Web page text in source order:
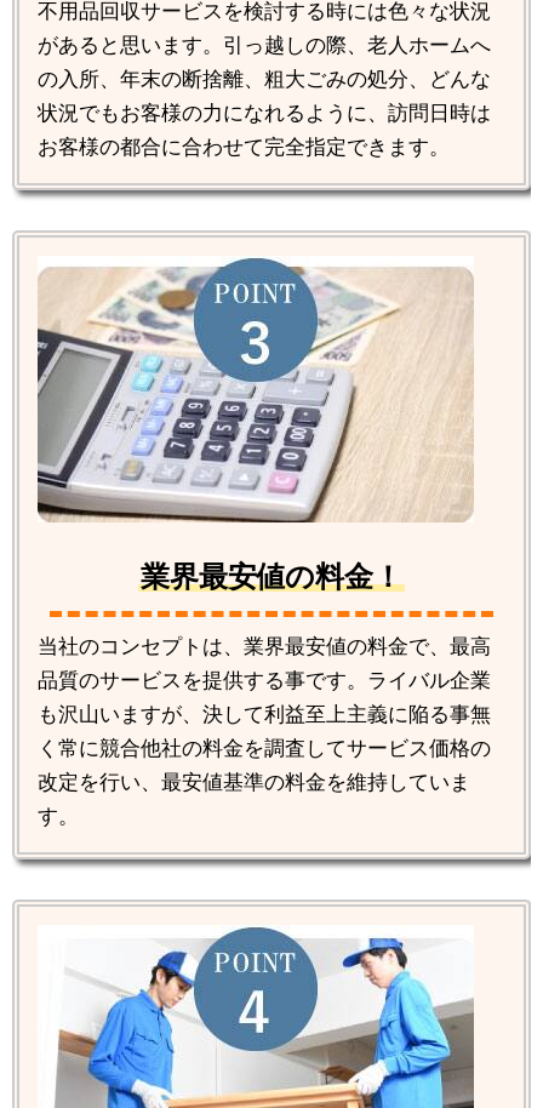
不用品回収サービスを検討する時には色々な状況
があると思います。引っ越しの際、老人ホームへ
の入所、年末の断捨離、粗大ごみの処分、どんな
状況でもお客様の力になれるように、訪問日時は
お客様の都合に合わせて完全指定できます。
業界最安値の料金！
当社のコンセプトは、業界最安値の料金で、最高
品質のサービスを提供する事です。ライバル企業
も沢山いますが、決して利益至上主義に陥る事無
く常に競合他社の料金を調査してサービス価格の
改定を行い、最安値基準の料金を維持していま
す。